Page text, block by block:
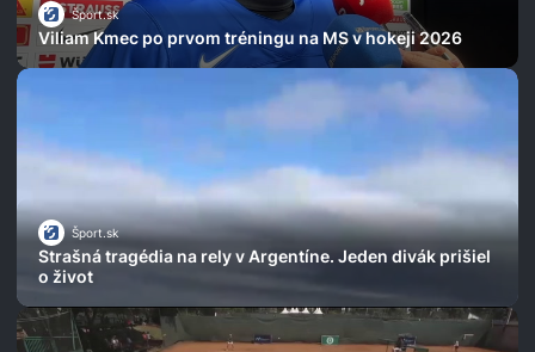
Šport.sk
Viliam Kmec po prvom tréningu na MS v hokeji 2026
Šport.sk
Strašná tragédia na rely v Argentíne. Jeden divák prišiel
o život